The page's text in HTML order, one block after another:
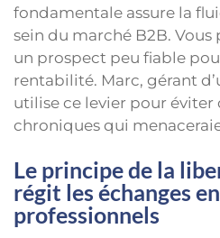
fondamentale assure la
sein du marché B2B. Vous
un prospect peu fiable
rentabilité. Marc, gérant
utilise ce levier pour éviter
chroniques qui
Le principe de la
régit les échanges
professionnels